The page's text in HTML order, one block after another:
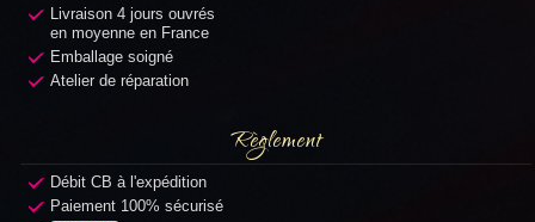
Livraison 4 jours ouvrés
en moyenne en France
Emballage soigné
Atelier de réparation
Règlement
Débit CB à l'expédition
Paiement 100% sécurisé